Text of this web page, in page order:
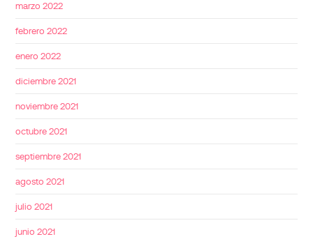
marzo 2022
febrero 2022
enero 2022
diciembre 2021
noviembre 2021
octubre 2021
septiembre 2021
agosto 2021
julio 2021
junio 2021